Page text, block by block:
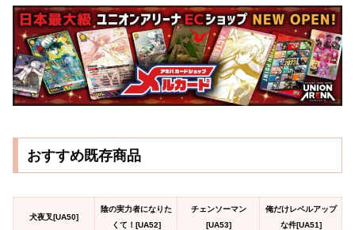
おすすめ既存商品
犬夜叉[UA50]
陰の実力者になりた
くて！[UA52]
チェンソーマン
[UA53]
俺だけレベルアップ
な件[UA51]